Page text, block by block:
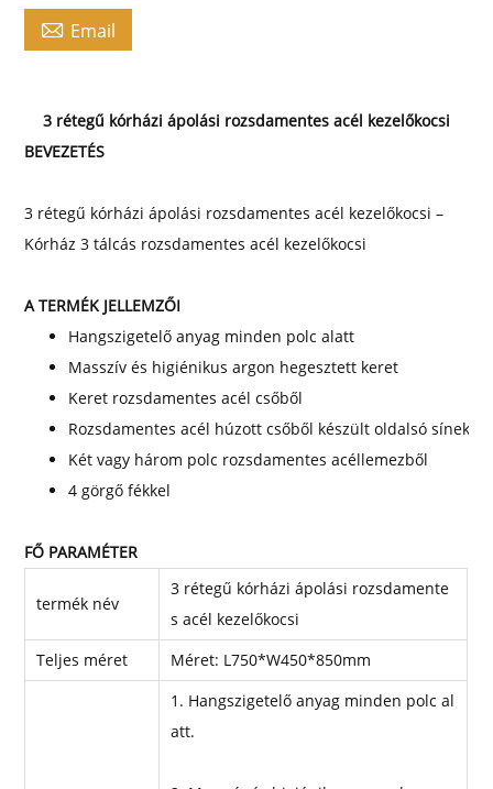
 Email
3 rétegű kórházi ápolási rozsdamentes acél kezelőkocsi
BEVEZETÉS
3 rétegű kórházi ápolási rozsdamentes acél kezelőkocsi –
Kórház 3 tálcás rozsdamentes acél kezelőkocsi
A TERMÉK JELLEMZŐI
Hangszigetelő anyag minden polc alatt
Masszív és higiénikus argon hegesztett keret
Keret rozsdamentes acél csőből
Rozsdamentes acél húzott csőből készült oldalsó sínek
Két vagy három polc rozsdamentes acéllemezből
4 görgő fékkel
FŐ PARAMÉTER
termék név
3 rétegű kórházi ápolási rozsdamente
s acél kezelőkocsi
Teljes méret
Méret: L750*W450*850mm
1. Hangszigetelő anyag minden polc al
att.